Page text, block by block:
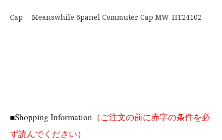
Cap Meanswhile 6panel Commuter Cap MW-HT24102
■Shopping Information （ご注文の前に赤字の条件を必
ず読んでください）